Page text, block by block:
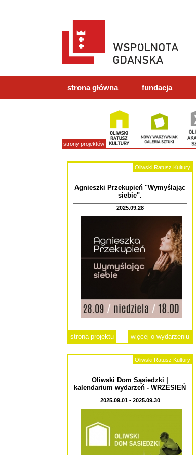
strona główna fundacja
strony projektów
Oliwski Ratusz Kultury
Agnieszki Przekupień "Wymyślając
siebie".
2025.09.28
strona projektu więcej o wydarzeniu
Oliwski Ratusz Kultury
Oliwski Dom Sąsiedzki |
kalendarium wydarzeń - WRZESIEŃ
2025.09.01 - 2025.09.30